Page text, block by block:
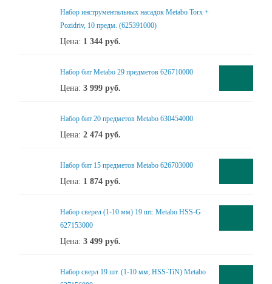
Набор инструментальных насадок Metabo Torx +
Pozidriv, 10 предм. (625391000)
Цена: 1 344 руб.
Набор бит Metabo 29 предметов 626710000
Цена: 3 999 руб.
Набор бит 20 предметов Metabo 630454000
Цена: 2 474 руб.
Набор бит 15 предметов Metabo 626703000
Цена: 1 874 руб.
Набор сверел (1-10 мм) 19 шт. Metabo HSS-G
627153000
Цена: 3 499 руб.
Набор сверл 19 шт. (1-10 мм; HSS-TiN) Metabo